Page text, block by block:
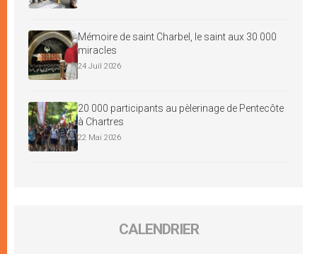
Mémoire de saint Charbel, le saint aux 30 000
miracles
24 Juil 2026
20 000 participants au pèlerinage de Pentecôte
à Chartres
22 Mai 2026
CALENDRIER